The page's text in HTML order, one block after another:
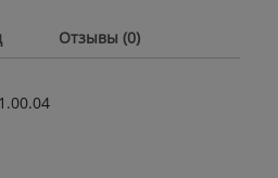
Отзывы (0)